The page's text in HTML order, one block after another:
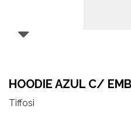
HOODIE AZUL C/
Tiffosi